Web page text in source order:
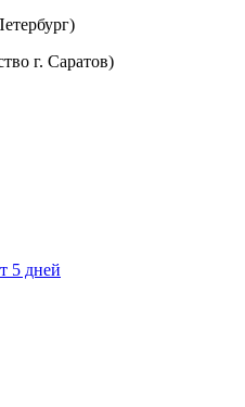
г. Саратов)
5 дней